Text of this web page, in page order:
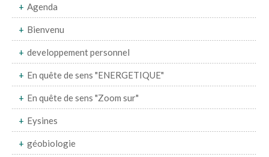
Agenda
Bienvenu
developpement personnel
En quête de sens "ENERGETIQUE"
En quête de sens "Zoom sur"
Eysines
géobiologie